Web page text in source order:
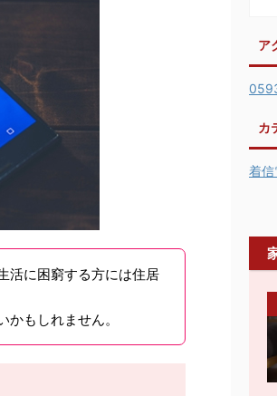
活に困窮する方には住居
もしれません。
ア
カ
着